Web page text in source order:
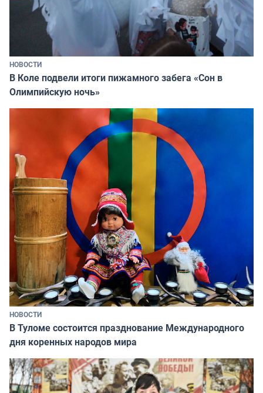
НОВОСТИ
В Коле подвели итоги пижамного забега «Сон в
Олимпийскую ночь»
НОВОСТИ
В Туломе состоится празднование Международного
дня коренных народов мира